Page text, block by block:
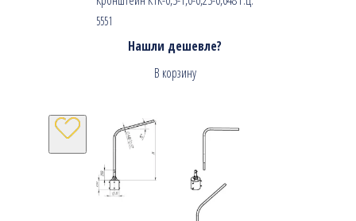
5551
Нашли дешевле?
В корзину